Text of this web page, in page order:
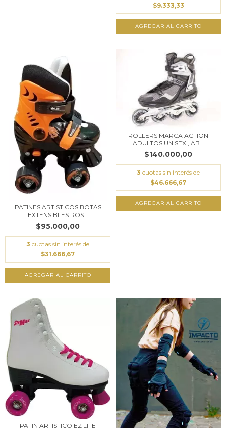
$9.333,33
AGREGAR AL CARRITO
PATINES ARTISTICOS BOTAS
EXTENSIBLES ROS...
$95.000,00
3 cuotas sin interés de
$31.666,67
AGREGAR AL CARRITO
ROLLERS MARCA ACTION
ADULTOS UNISEX , AB...
$140.000,00
3 cuotas sin interés de
$46.666,67
AGREGAR AL CARRITO
PATIN ARTISTICO EZ LIFE